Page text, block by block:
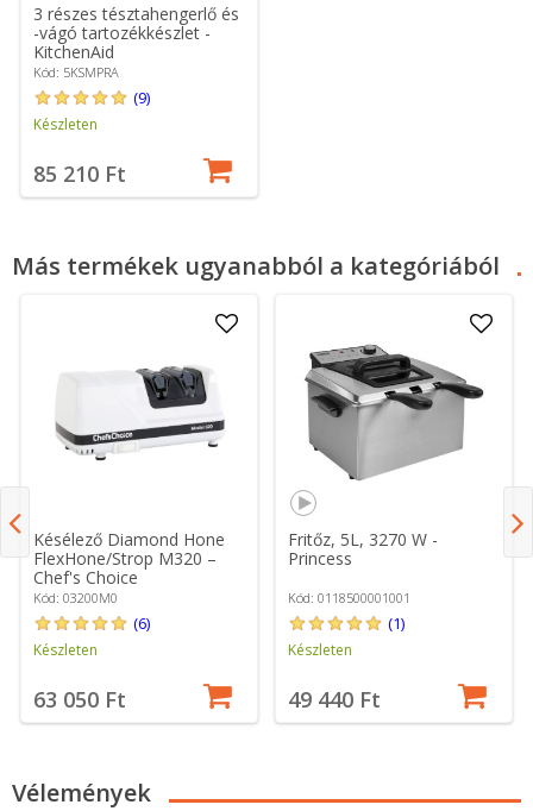
3 részes tésztahengerlő és
-vágó tartozékkészlet -
KitchenAid
Kód: 5KSMPRA
(9)
Készleten
85 210 Ft
Más termékek ugyanabból a kategóriából
Késélező Diamond Hone
FlexHone/Strop M320 –
Chef's Choice
Kód: 03200M0
(6)
Készleten
63 050 Ft
Fritőz, 5L, 3270 W -
Princess
Kód: 0118500001001
(1)
Készleten
49 440 Ft
Vélemények